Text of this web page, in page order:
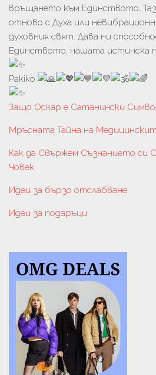
връщането към Единството.
отново с Духа или
духовния свят. Дава ни
Единството, нашата истинска
Pakiko
Защо Оскар е Сатанински
Мръсната Тайна на
Как да Свържем Съзнанието си
Човек
Идеи за бързо отслабване
Идеи за подаръци